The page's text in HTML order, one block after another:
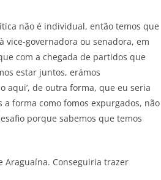
não é individual, então temos que
vice-governadora ou senadora, em
com a chegada de partidos que
estar juntos, erámos
aqui’, de outra forma, que eu seria
forma como fomos expurgados, não
porque sabemos que temos
Araguaína. Conseguiria trazer